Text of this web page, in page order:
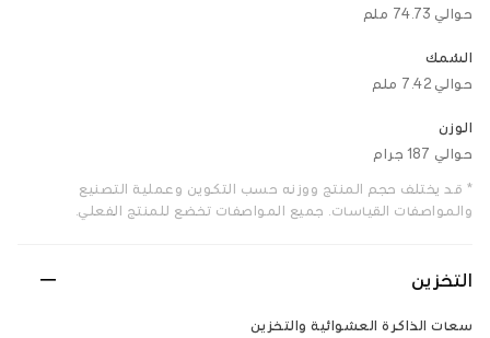
حوالي 74.73 ملم
السُمك
حوالي 7.42 ملم
الوزن
حوالي 187 جرام
* قد يختلف حجم المنتج ووزنه حسب التكوين وعملية التصنيع
والمواصفات القياسات. جميع المواصفات تخضع للمنتج الفعلي.
التخزين
سعات الذاكرة العشوائية والتخزين